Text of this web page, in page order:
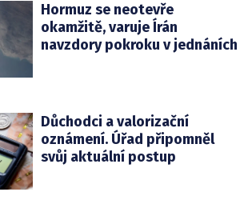
Hormuz se neotevře
okamžitě, varuje Írán
navzdory pokroku v jednáních
Důchodci a valorizační
oznámení. Úřad připomněl
svůj aktuální postup